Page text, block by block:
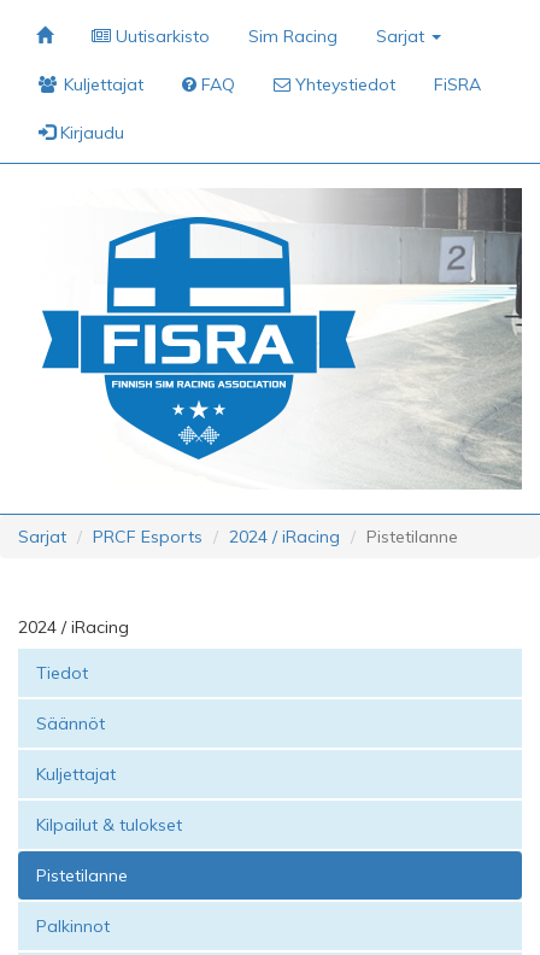
Uutisarkisto Sim Racing Sarjat
Kuljettajat FAQ Yhteystiedot FiSRA
Kirjaudu
Sarjat PRCF Esports 2024 / iRacing Pistetilanne
2024 / iRacing
Tiedot
Säännöt
Kuljettajat
Kilpailut & tulokset
Pistetilanne
Palkinnot